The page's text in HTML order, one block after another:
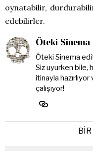
oynatabilir,
edebilirler.
Öteki Sinema
Öteki Sinema
Siz uyurken bile,
itinayla
çalışıyor!